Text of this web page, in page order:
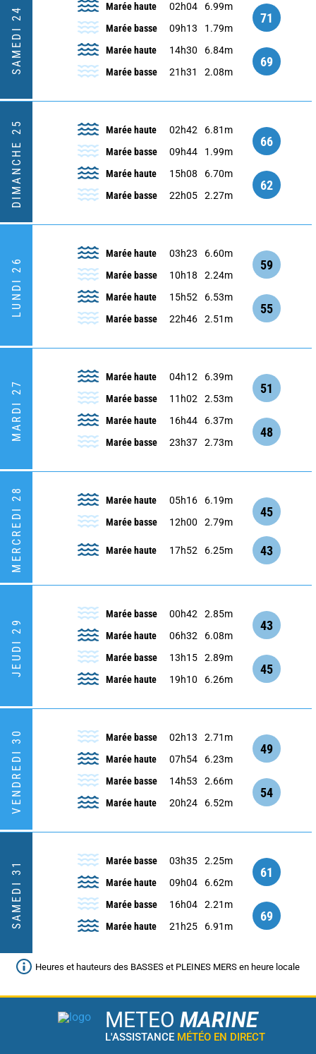
SAMEDI 24 Marée haute 02h04
6.99m
Marée basse
09h13 1.79m
71
Marée haute 14h30
6.84m
Marée basse
21h31 2.08m
69
DIMANCHE 25 Marée haute 02h42
6.81m
Marée basse
09h44 1.99m
66
Marée haute 15h08
6.70m
Marée basse
22h05 2.27m
62
LUNDI 26
Marée haute 03h23
6.60m
Marée basse
10h18 2.24m
59
Marée haute 15h52
6.53m
Marée basse
22h46 2.51m
55
MARDI 27
Marée haute 04h12
6.39m
Marée basse
11h02 2.53m
51
Marée haute 16h44
6.37m
Marée basse
23h37 2.73m
48
MERCREDI 28 Marée haute 05h16
6.19m
Marée basse
12h00 2.79m
45
Marée haute 17h52 6.25m 43
JEUDI 29
Marée basse 00h42
2.85m
Marée haute
06h32 6.08m
43
Marée basse 13h15
2.89m
Marée haute
19h10 6.26m
45
VENDREDI 30 Marée basse 02h13
2.71m
Marée haute
07h54 6.23m
49
Marée basse 14h53
2.66m
Marée haute
20h24 6.52m
54
SAMEDI 31 Marée basse 03h35
2.25m
Marée haute
09h04 6.62m
61
Marée basse 16h04
2.21m
Marée haute
21h25 6.91m
69
Heures et hauteurs des BASSES et PLEINES MERS en heure locale
METEO MARINE
L'ASSISTANCE MÉTÉO EN DIRECT